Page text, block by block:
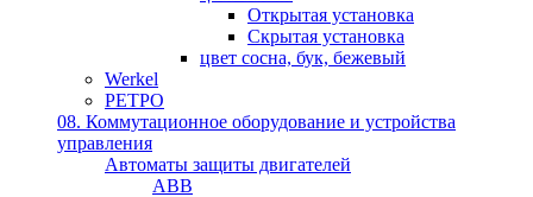
Открытая установка
Скрытая установка
цвет сосна, бук, бежевый
Werkel
РЕТРО
08. Коммутационное оборудование и устройства
управления
Автоматы защиты двигателей
ABB